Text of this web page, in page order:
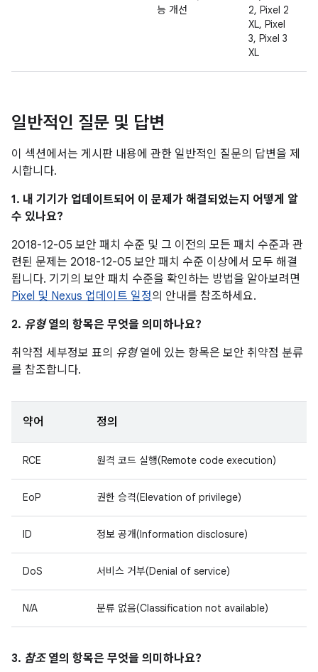
능 개선
2, Pixel 2
XL, Pixel
3, Pixel 3
XL
일반적인 질문 및 답변
이 섹션에서는 게시판 내용에 관한 일반적인 질문의 답변을 제
시합니다.
1. 내 기기가 업데이트되어 이 문제가 해결되었는지 어떻게 알
수 있나요?
2018-12-05 보안 패치 수준 및 그 이전의 모든 패치 수준과 관
련된 문제는 2018-12-05 보안 패치 수준 이상에서 모두 해결
됩니다. 기기의 보안 패치 수준을 확인하는 방법을 알아보려면
Pixel 및 Nexus 업데이트 일정의 안내를 참조하세요.
2. 유형열의 항목은 무엇을 의미하나요?
취약점 세부정보 표의 유형열에 있는 항목은 보안 취약점 분류
를 참조합니다.
약어 정의
RCE 원격 코드 실행(Remote code execution)
EoP 권한 승격(Elevation of privilege)
ID 정보 공개(Information disclosure)
DoS 서비스 거부(Denial of service)
N/A 분류 없음(Classification not available)
3. 참조열의 항목은 무엇을 의미하나요?